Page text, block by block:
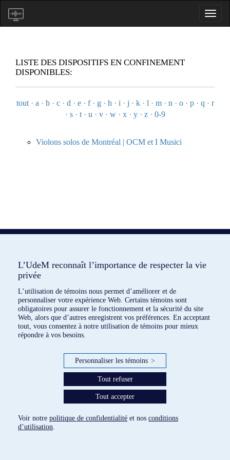
LISTE DES DISPOSITIFS EN CONFINEMENT
DISPONIBLES:
tout· a · b· c· d · e· f· g· h · i · j · k· l · m· n · o· p· q · r
· s· t· u · v· w· x· y· z· 0-9
Violons solos de Montréal | OCM et I Musici
1 dispositif répertorié
L’UdeM reconnaît l’importance de respecter la vie
privée
L’utilisation de témoins nous permet d’améliorer et de
personnaliser votre expérience Web. Certains témoins sont
obligatoires pour assurer le fonctionnement et la sécurité du site
Web, alors que d’autres enregistrent vos préférences. En acceptant
tout, vous consentez à notre utilisation de témoins pour mieux
répondre à vos besoins.
Personnaliser les témoins >
Tout refuser
Tout accepter
Voir notre politique de confidentialité et nos conditions
d’utilisation.